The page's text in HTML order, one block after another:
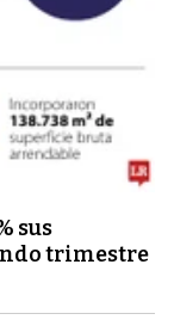
sus
trimestre